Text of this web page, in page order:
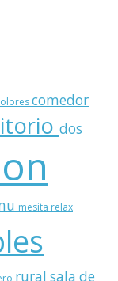
comedor
dos
mesita relax
rural sala de